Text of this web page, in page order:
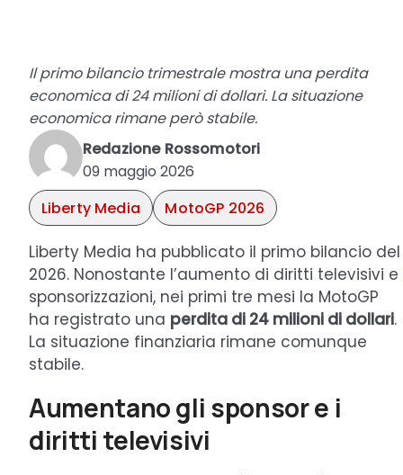
Il primo bilancio trimestrale mostra una perdita
economica di 24 milioni di dollari. La situazione
economica rimane però stabile.
Redazione Rossomotori
09 maggio 2026
Liberty Media
MotoGP 2026
Liberty Media ha pubblicato il primo bilancio del
2026. Nonostante l’aumento di diritti televisivi e
sponsorizzazioni, nei primi tre mesi la MotoGP
ha registrato una perdita di 24 milioni di dollari.
La situazione finanziaria rimane comunque
stabile.
Aumentano gli sponsor e i
diritti televisivi